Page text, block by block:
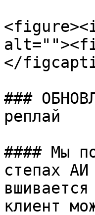
</
###
реплай
#### Мы
степах
клиент